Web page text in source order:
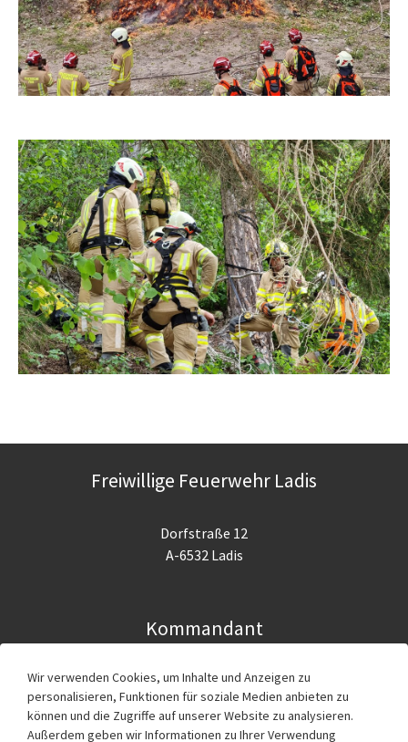
Freiwillige Feuerwehr Ladis
Dorfstraße 12
A-6532 Ladis
Kommandant
Ing. Günter Köhle
g.koehle@feuerwehr.tirol
Wir verwenden Cookies, um Inhalte und Anzeigen zu
personalisieren, Funktionen für soziale Medien anbieten zu
können und die Zugriffe auf unserer Website zu analysieren.
Außerdem geben wir Informationen zu Ihrer Verwendung